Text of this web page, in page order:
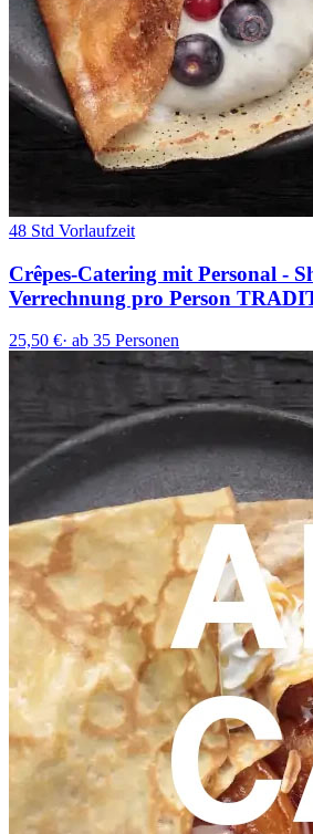
48 Std Vorlaufzeit
Crêpes-Catering mit Personal -
Verrechnung pro Person
25,50 €· ab 35 Personen